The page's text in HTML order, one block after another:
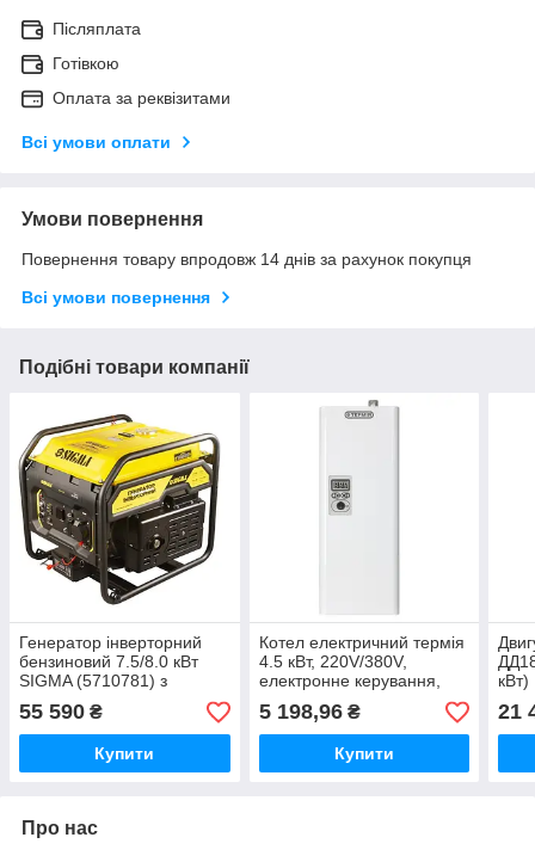
Післяплата
Готівкою
Оплата за реквізитами
Всі умови оплати
Умови повернення
Повернення товару впродовж 14 днів за рахунок покупця
Всі умови повернення
Подібні товари компанії
Генератор інверторний
бензиновий 7.5/8.0 кВт
SIGMA (5710781) з
виведенням під АВР
55 590 ₴
Купити
Котел електричний термія
4.5 кВт, 220V/380V,
електронне керування,
без насоса
5 198,96₴
Купити
кВт)
21
Про нас